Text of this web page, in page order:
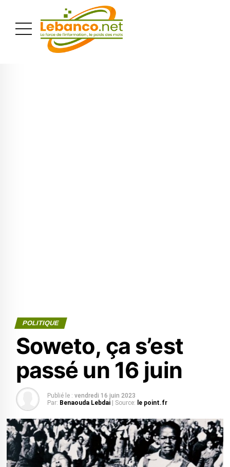
POLITIQUE
Soweto, ça s’est
passé un 16 juin
Publié le : vendredi 16 juin 2023
Par: Benaouda Lebdai | Source: le point.fr